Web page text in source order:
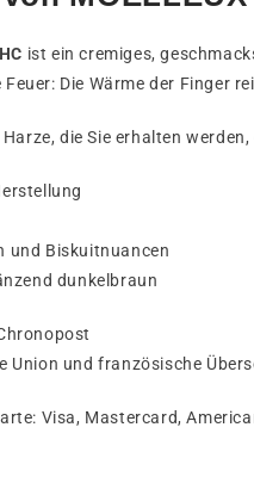
ist ein cremiges,
Die Wärme der Finger
die Sie erhalten
und Biskuitnuancen
dunkelbraun
Union und französische
Visa, Mastercard,